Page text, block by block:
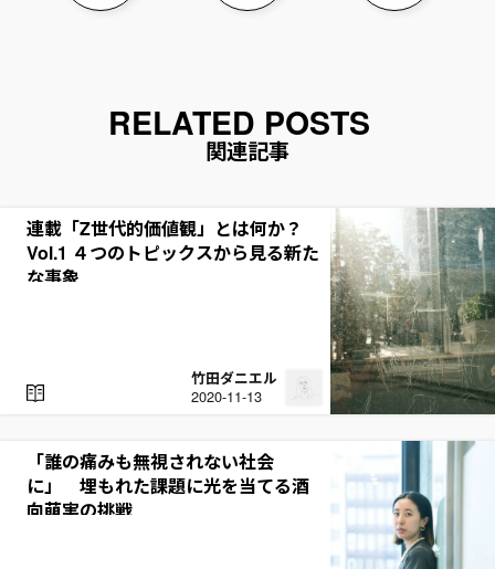
関連記事
連載「Z世代的価値観」とは何か？
Vol.1 ４つのトピックスから見る新た
な事象
竹田ダニエル
2020-11-13
R
E
「誰の痛みも無視されない社会
に」 埋もれた課題に光を当てる酒
向萌実の挑戦